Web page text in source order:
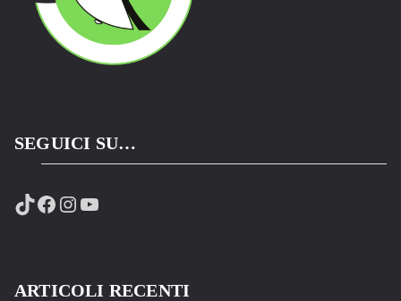
SEGUICI SU…
TikTok
Facebook
Instagram
YouTube
ARTICOLI RECENTI